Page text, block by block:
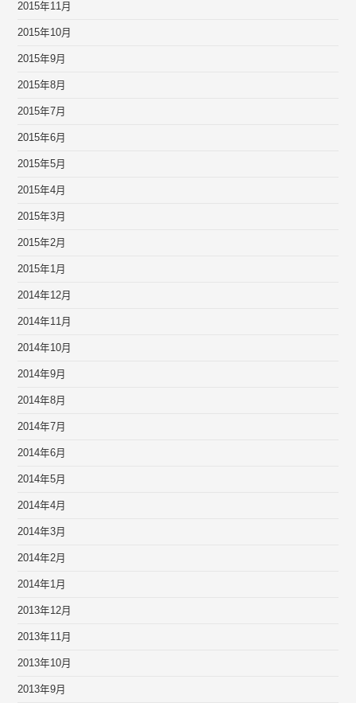
2015年11月
2015年10月
2015年9月
2015年8月
2015年7月
2015年6月
2015年5月
2015年4月
2015年3月
2015年2月
2015年1月
2014年12月
2014年11月
2014年10月
2014年9月
2014年8月
2014年7月
2014年6月
2014年5月
2014年4月
2014年3月
2014年2月
2014年1月
2013年12月
2013年11月
2013年10月
2013年9月